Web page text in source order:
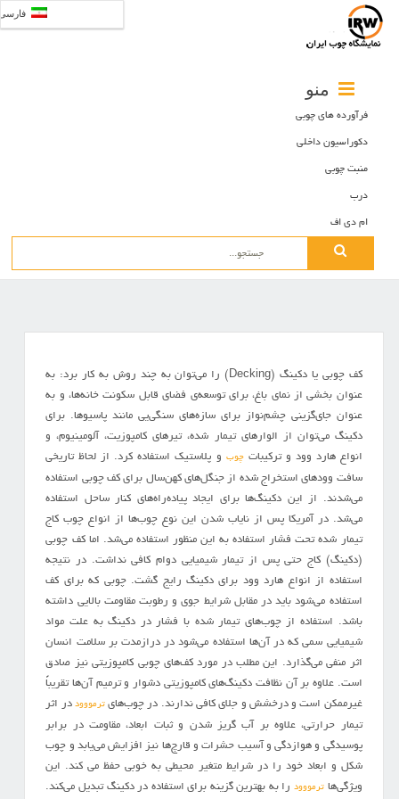
منو
فرآورده های چوبی
دکوراسیون داخلی
منبت چوبی
درب
ام دی اف
Search
کف چوبی یا دکینگ (Decking) را می‌توان به چند روش به کار برد: به
عنوان بخشی از نمای باغ، برای توسعه‌ی فضای قابل سکونت خانه‌ها، و به
عنوان جای‌گزینی چشم‌نواز برای سازه‌های سنگی‌یی مانند پاسیوها. برای
دکینگ می‌توان از الوارهای تیمار شده، تیرهای کامپوزیت، آلومینیوم، و
انواع هارد وود و ترکیباتچوب و پلاستیک استفاده کرد. از لحاظ تاریخی
سافت وودهای استخراج شده از جنگل‌های کهن‌سال برای کف چوبی استفاده
می‌شدند. از این دکینگ‌ها برای ایجاد پیاده‌راه‌های کنار ساحل استفاده
می‌شد. در آمریکا پس از نایاب شدن این نوع چوب‌ها از انواع چوب کاج
تیمار شده تحت فشار استفاده به این منظور استفاده می‌شد. اما کف چوبی
(دکینگ) کاج حتی پس از تیمار شیمیایی دوام کافی نداشت. در نتیجه
استفاده از انواع هارد وود برای دکینگ رایج گشت. چوبی که برای کف
استفاده می‌شود باید در مقابل شرایط جوی و رطوبت مقاومت بالایی داشته
باشد. استفاده از چوب‌های تیمار شده با فشار در دکینگ به علت مواد
شیمیایی سمی که در آن‌ها استفاده می‌شود در درازمدت بر سلامت انسان
اثر منفی می‌گذارد. این مطلب در مورد کف‌های چوبی کامپوزیتی نیز صادق
است. علاوه بر آن نظافت دکینگ‌های کامپوزیتی دشوار و ترمیم آن‌ها تقریباً
غیرممکن است و درخشش و جلای کافی ندارند. در چوب‌هایترمووود در اثر
تیمار حرارتی، علاوه بر آب گریز شدن و ثبات ابعاد، مقاومت در برابر
پوسیدگی و هوازدگی و آسیب حشرات و قارچ‌ها نیز افزایش می‌یابد و چوب
شکل و ابعاد خود را در شرایط متغیر محیطی به خوبی حفظ می کند. این
ویژگی‌ها ترمووودرا به بهترین گزینه برای استفاده در دکینگ تبدیل می‌کند.